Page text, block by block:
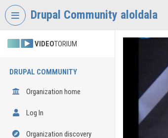
Skip header
Drupal Community aloldala
VIDEOTORIUM
DRUPAL COMMUNITY
Organization home
Log In
Organization discovery